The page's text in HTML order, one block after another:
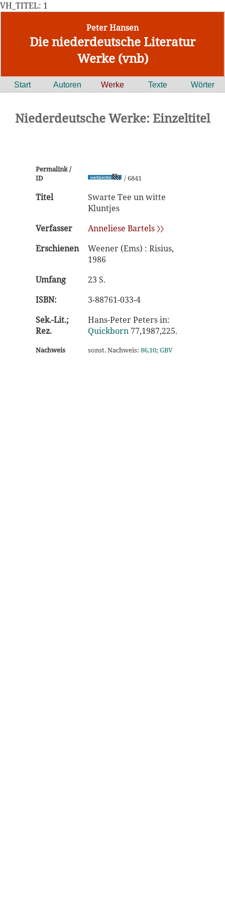
VH_TITEL: 1
Peter Hansen
Die niederdeutsche Literatur
Werke (vnb)
Start Autoren Werke Texte Wörter
Niederdeutsche Werke: Einzeltitel
Permalink /
ID
/ 6841
Titel
Swarte Tee un witte
Kluntjes
Verfasser
Anneliese Bartels 〉〉
Erschienen
Weener (Ems) : Risius,
1986
Umfang
23 S.
ISBN:
3-88761-033-4
Sek.-Lit.;
Rez.
Hans-Peter Peters in:
Quickborn 77,1987,225.
Nachweis sonst. Nachweis: 86,10; GBV